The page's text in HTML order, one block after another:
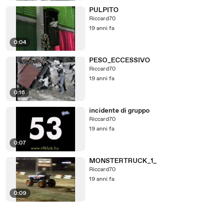
0:04
PULPITO
Riccard70
19 anni fa
0:16
PESO_ECCESSIVO
Riccard70
19 anni fa
0:07
incidente di gruppo
Riccard70
19 anni fa
0:09
MONSTERTRUCK_1_
Riccard70
19 anni fa